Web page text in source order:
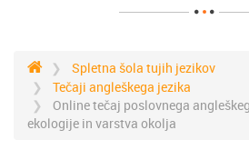
Spletna šola tujih jezikov
Tečaji angleškega jezika
Online tečaj poslovnega
ekologije in varstva okolja